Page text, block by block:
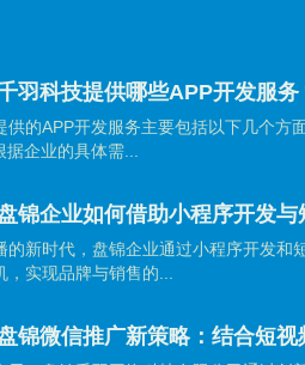
羽科技提供哪些APP开发服务
供的APP开发服务主要包括以下几个方
企业的具体需...
的新时代，盘锦企业通过小程序开发和
实现品牌与销售的...